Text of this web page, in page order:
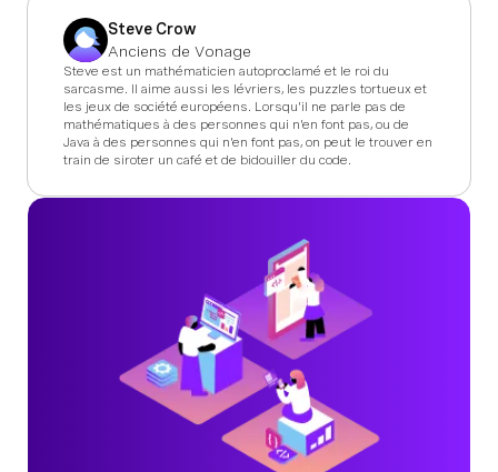
Steve Crow
Anciens de Vonage
Steve est un mathématicien autoproclamé et le roi du
sarcasme. Il aime aussi les lévriers, les puzzles tortueux et
les jeux de société européens. Lorsqu'il ne parle pas de
mathématiques à des personnes qui n'en font pas, ou de
Java à des personnes qui n'en font pas, on peut le trouver en
train de siroter un café et de bidouiller du code.